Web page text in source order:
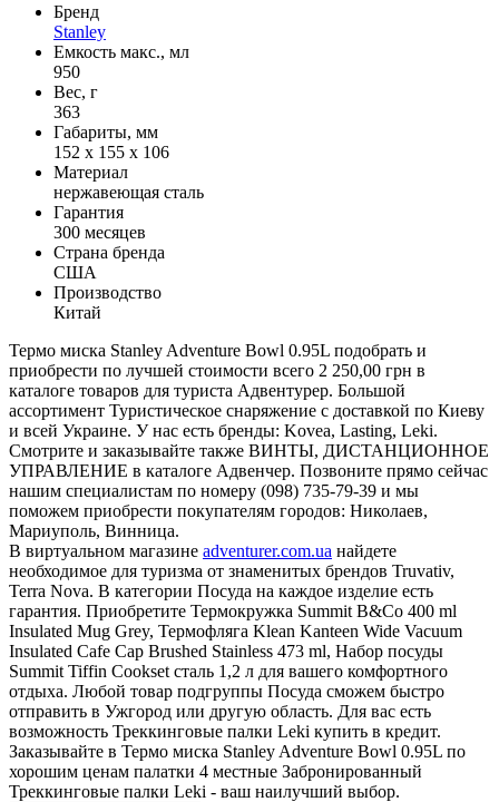
Бренд
Stanley
Емкость макс., мл
950
Вес, г
363
Габариты, мм
152 х 155 х 106
Материал
нержавеющая сталь
Гарантия
300 месяцев
Страна бренда
США
Производство
Китай
Термо миска Stanley Adventure Bowl 0.95L подобрать и
приобрести по лучшей стоимости всего 2 250,00 грн в
каталоге товаров для туриста Адвентурер. Большой
ассортимент Туристическое снаряжение с доставкой по Киеву
и всей Украине. У нас есть бренды: Kovea, Lasting, Leki.
Смотрите и заказывайте также ВИНТЫ, ДИСТАНЦИОННОЕ
УПРАВЛЕНИЕ в каталоге Адвенчер. Позвоните прямо сейчас
нашим специалистам по номеру (098) 735-79-39 и мы
поможем приобрести покупателям городов: Николаев,
Мариуполь, Винница.
В виртуальном магазине adventurer.com.ua найдете
необходимое для туризма от знаменитых брендов Truvativ,
Terra Nova. В категории Посуда на каждое изделие есть
гарантия. Приобретите Термокружка Summit B&Co 400 ml
Insulated Mug Grey, Термофляга Klean Kanteen Wide Vacuum
Insulated Cafe Cap Brushed Stainless 473 ml, Набор посуды
Summit Tiffin Cookset сталь 1,2 л для вашего комфортного
отдыха. Любой товар подгруппы Посуда сможем быстро
отправить в Ужгород или другую область. Для вас есть
возможность Треккинговые палки Leki купить в кредит.
Заказывайте в Термо миска Stanley Adventure Bowl 0.95L по
хорошим ценам палатки 4 местные Забронированный
Треккинговые палки Leki - ваш наилучший выбор.